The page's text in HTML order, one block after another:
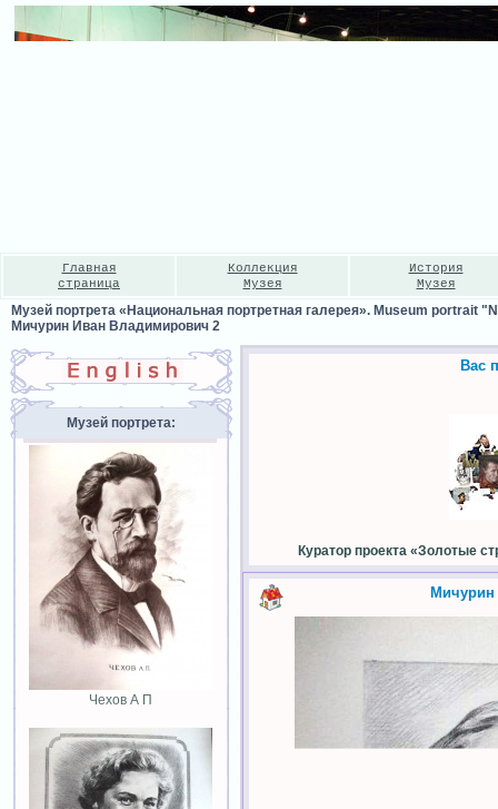
Главная
страница
Коллекция
Музея
История
Музея
Музей портрета «Национальная портретная галерея». Museum portrait
Мичурин Иван Владимирович 2
Музей портрета:
Чехов А П
Вас
Куратор проекта «Золотые